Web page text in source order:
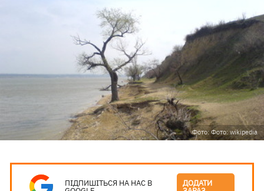
Фото: Фото: wikipedia
ПІДПИШІТЬСЯ НА НАС В ДОДАТИ